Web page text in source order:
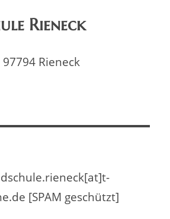
Rieneck
Rieneck
[SPAM geschützt]